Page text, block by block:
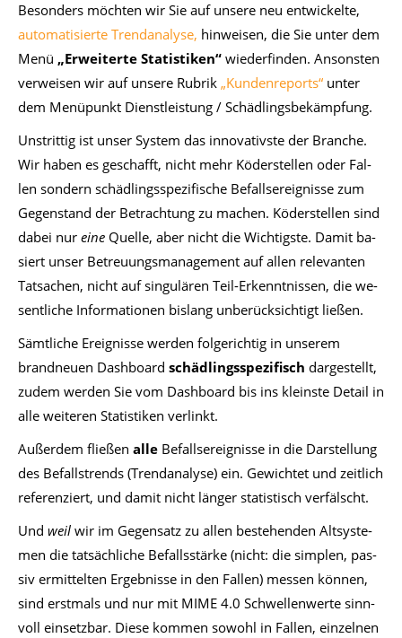
Be­son­ders möch­ten wir Sie auf un­se­re neu ent­wi­ckel­te,
automatisierte Trendanalyse, hin­wei­sen, die Sie un­ter dem
Menü „Er­wei­ter­te Sta­tis­ti­ken“ wie­der­fin­den. An­sons­ten
ver­wei­sen wir auf un­se­re Ru­brik „Kundenreports“ un­ter
dem Me­nü­punkt Dienst­leis­tung / Schäd­lings­be­kämp­fung.
Un­strit­tig ist un­ser Sys­tem das in­no­va­tivs­te der Bran­che.
Wir ha­ben es ge­schafft, nicht mehr Kö­der­stel­len oder Fal­
len son­dern schäd­lings­spe­zi­fi­sche Be­falls­er­eig­nis­se zum
Ge­gen­stand der Be­trach­tung zu ma­chen. Kö­der­stel­len sind
da­bei nur eine Quel­le, aber nicht die Wich­tigs­te. Da­mit ba­
siert un­ser Be­treu­ungs­ma­nage­ment auf al­len re­le­van­ten
Tat­sa­chen, nicht auf sin­gu­lä­ren Teil-Er­kennt­nis­sen, die we­
sent­li­che In­for­ma­tio­nen bis­lang un­be­rück­sich­tigt lie­ßen.
Sämt­li­che Er­eig­nis­se wer­den fol­ge­rich­tig in un­se­rem
brand­neu­en Da­sh­board schäd­lings­spe­zi­fisch dar­ge­stellt,
zu­dem wer­den Sie vom Da­sh­board bis ins kleins­te De­tail in
alle wei­te­ren Sta­tis­ti­ken ver­linkt.
Au­ßer­dem flie­ßen alle Be­falls­er­eig­nis­se in die Dar­stel­lung
des Be­fall­strends (Trend­ana­ly­se) ein. Ge­wich­tet und zeit­lich
re­fe­ren­ziert, und da­mit nicht län­ger sta­tis­tisch ver­fälscht.
Und weil wir im Ge­gen­satz zu al­len be­ste­hen­den Alt­sys­te­
men die tat­säch­li­che Be­falls­stär­ke (nicht: die sim­plen, pas­
siv er­mit­tel­ten Er­geb­nis­se in den Fal­len) mes­sen kön­nen,
sind erst­mals und nur mit MIME 4.0 Schwel­len­wer­te sinn­
voll ein­setz­bar. Die­se kom­men so­wohl in Fal­len, ein­zel­nen